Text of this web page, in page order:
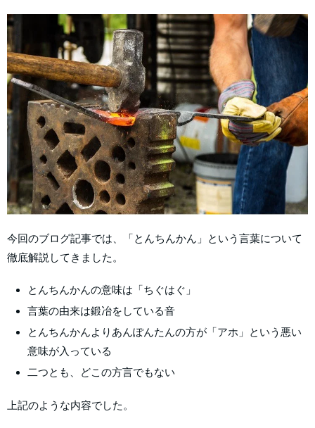
今回のブログ記事では、「とんちんかん」という言葉について
徹底解説してきました。
とんちんかんの意味は「ちぐはぐ」
言葉の由来は鍛冶をしている音
とんちんかんよりあんぽんたんの方が「アホ」という悪い
意味が入っている
二つとも、どこの方言でもない
上記のような内容でした。